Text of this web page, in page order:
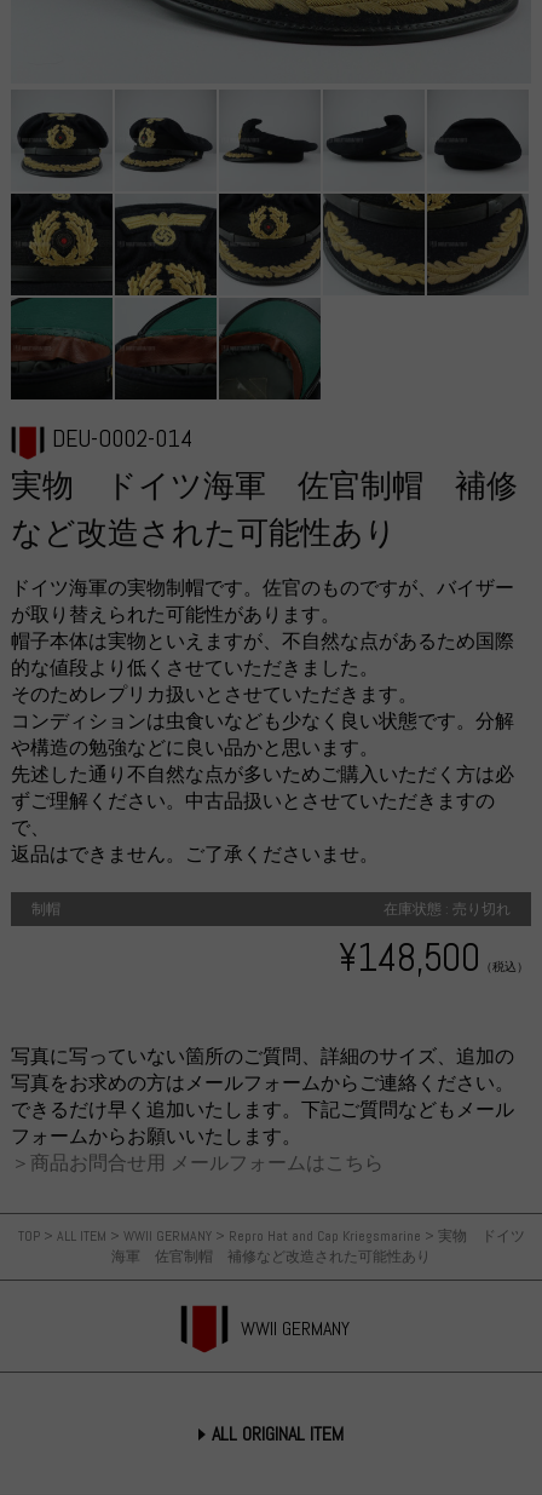
TOP> ALL ITEM > WWII GERMANY> Repro Hat and Cap Kriegsmarine > 実物 ドイツ
海軍 佐官制帽 補修など改造された可能性あり
WWII GERMANY
ALL ORIGINAL ITEM
DEU-O002-014
実物 ドイツ海軍 佐官制帽 補修
など改造された可能性あり
ドイツ海軍の実物制帽です。佐官のものですが、バイザー
が取り替えられた可能性があります。
帽子本体は実物といえますが、不自然な点があるため国際
的な値段より低くさせていただきました。
そのためレプリカ扱いとさせていただきます。
コンディションは虫食いなども少なく良い状態です。分解
や構造の勉強などに良い品かと思います。
先述した通り不自然な点が多いためご購入いただく方は必
ずご理解ください。中古品扱いとさせていただきますの
で、
返品はできません。ご了承くださいませ。
制帽 在庫状態 : 売り切れ
¥148,500 （税込）
写真に写っていない箇所のご質問、詳細のサイズ、追加の
写真をお求めの方はメールフォームからご連絡ください。
できるだけ早く追加いたします。下記ご質問などもメール
フォームからお願いいたします。
＞商品お問合せ用 メールフォームはこちら